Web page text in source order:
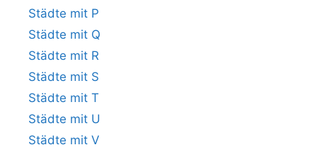
Städte mit P
Städte mit Q
Städte mit R
Städte mit S
Städte mit T
Städte mit U
Städte mit V